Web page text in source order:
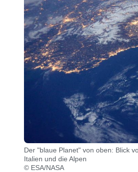
Der "blaue Planet" von oben: Blick
Italien und die Alpen
© ESA/NASA